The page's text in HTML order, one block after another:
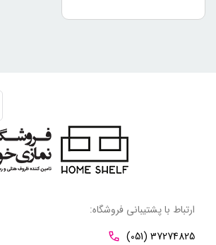
ارتباط با پشتیبانی فروشگاه:
(051) 37274825